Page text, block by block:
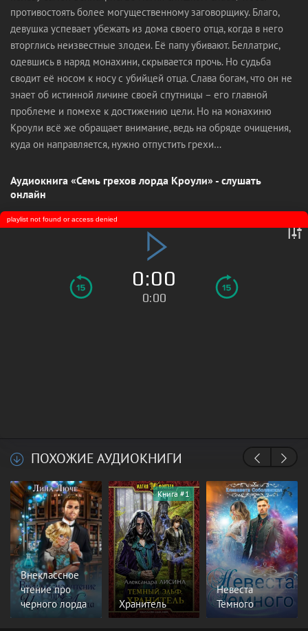
противостоять более могущественному заговорщику. Благо,
девушка успевает убежать из дома своего отца, когда в него
вторглись неизвестные злодеи. Её папу убивают. Беллатрис,
одевшись в наряд монахини, скрывается прочь. Но судьба
сводит её носом к носу с убийцей отца. Слава богам, что он не
знает об истинной личине своей спутницы – его главной
проблеме и помехе к достижению цели. Но на монахиню
Кроули всё же обращает внимание, ведь на обряде очищения,
куда он направляется, нужно отпустить грехи…
Аудиокнига «Семь грехов лорда Кроули» - слушать
онлайн
0:00
0:00
playlist not found or access denied
ПОХОЖИЕ АУДИОКНИГИ
Внеклассное
чтение про
черного лорда
Хранитель
Книга #1
Невеста
Тёмного